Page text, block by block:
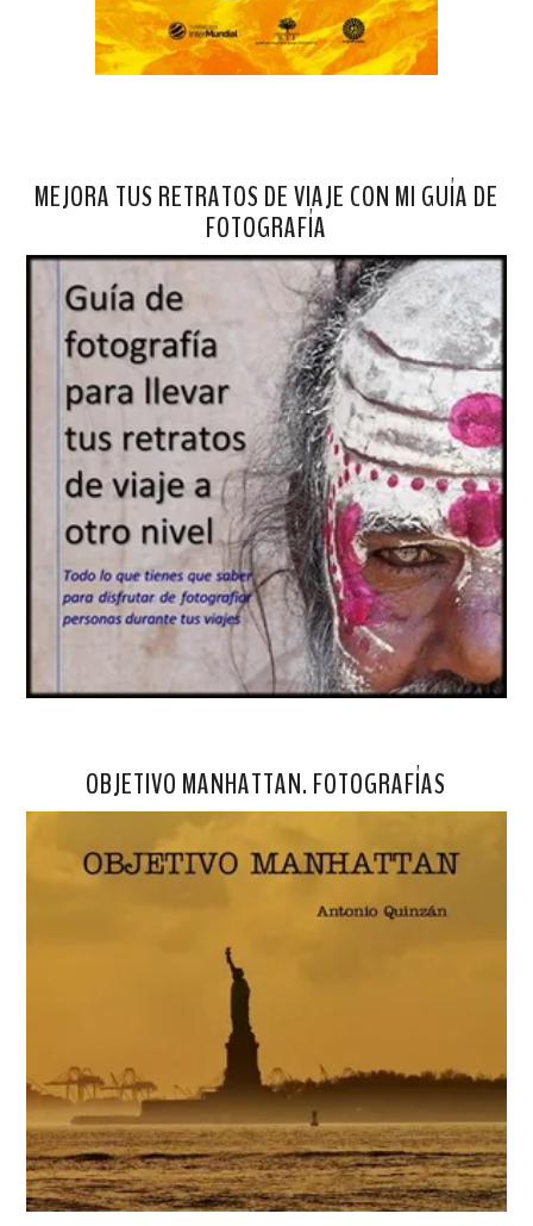
MEJORA TUS RETRATOS DE VIAJE CON MI GUÍA DE
FOTOGRAFÍA
OBJETIVO MANHATTAN. FOTOGRAFÍAS